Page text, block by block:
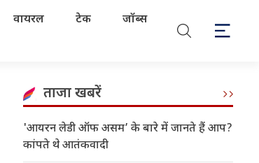
वायरल टेक जॉब्स
ताजा खबरें
'आयरन लेडी ऑफ असम’ के बारे में जानते हैं आप?
कांपते थे आतंकवादी